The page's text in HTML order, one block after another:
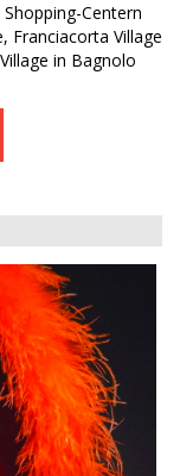
Centern
Franciacorta Village
in Bagnolo